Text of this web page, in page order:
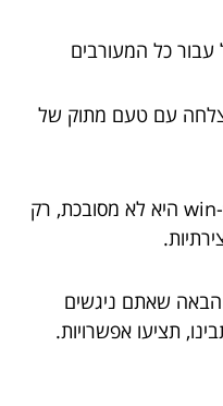
כל המעורבים
עם טעם מתוק של
למה אתם מחכים? הדרך ל-win-win היא לא מסובכת, רק
שאתם ניגשים
תציעו אפשרויות.